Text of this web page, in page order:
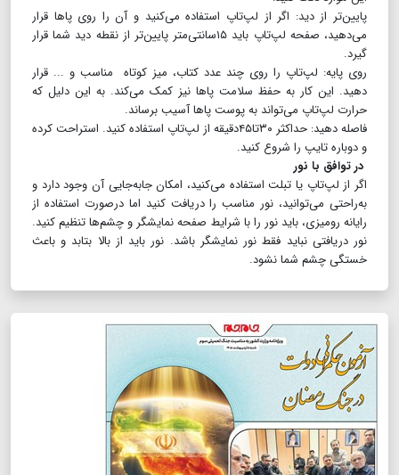
پایین‌تر از دید: اگر از لپ‌تاپ استفاده می‌کنید و آن را روی پاها قرار
می‌دهید، صفحه لپ‌تاپ باید ۱۵سانتی‌متر پایین‌تر از نقطه دید شما قرار
گیرد.
روی پایه: لپ‌تاپ را روی چند عدد کتاب، میز کوتاه مناسب و ... قرار
دهید. این کار به حفظ سلامت پاها نیز کمک می‌کند. به این دلیل که
حرارت لپ‌تاپ می‌تواند به پوست پاها آسیب برساند.
فاصله دهید: حداکثر ۳۰تا۴۵دقیقه از لپ‌تاپ استفاده کنید. استراحت کرده
و دوباره تایپ را شروع کنید.
در توافق با نور
اگر از لپ‌تاپ یا تبلت استفاده می‌کنید، امکان جابه‌جایی آن وجود دارد و
به‌راحتی می‌توانید، نور مناسب را دریافت کنید اما درصورت استفاده از
رایانه رومیزی، باید نور را با شرایط صفحه نمایشگر و چشم‌ها تنظیم کنید.
نور دریافتی نباید فقط نور نمایشگر باشد. نور باید از بالا بتابد و باعث
خستگی چشم شما نشود.